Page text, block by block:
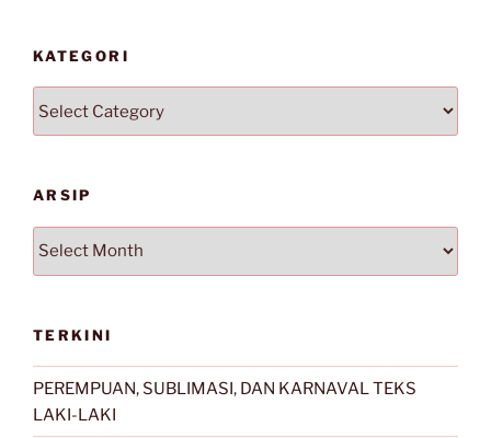
KATEGORI
ARSIP
Arsip
TERKINI
PEREMPUAN, SUBLIMASI, DAN KARNAVAL TEKS
LAKI-LAKI